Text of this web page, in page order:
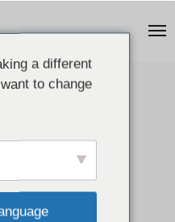
文字。
a different
to change